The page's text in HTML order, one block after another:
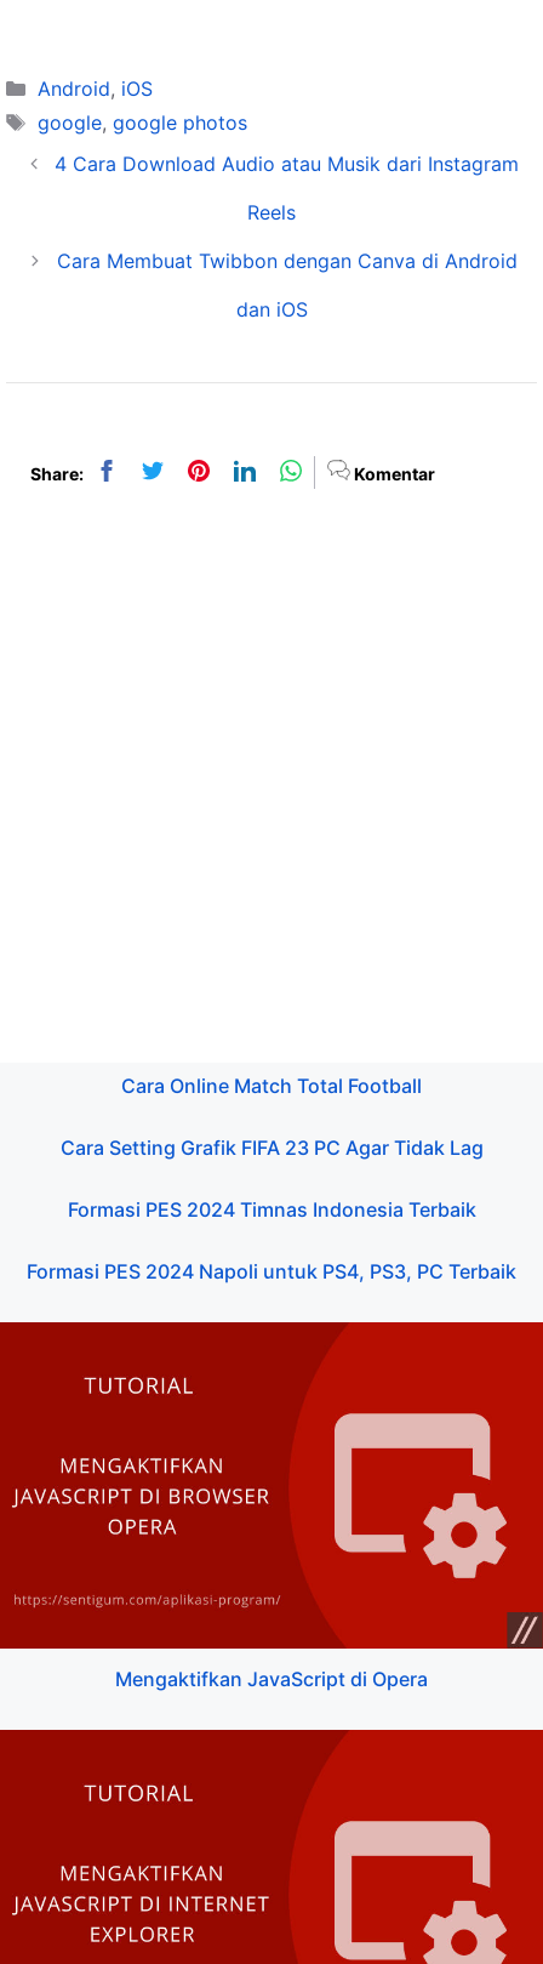
Categories
Android, iOS
Tags
google, google photos
4 Cara Download Audio atau Musik dari Instagram
Reels
Cara Membuat Twibbon dengan Canva di Android
dan iOS
Share: Komentar
Cara Online Match Total Football
Cara Setting Grafik FIFA 23 PC Agar Tidak Lag
Formasi PES 2024 Timnas Indonesia Terbaik
Formasi PES 2024 Napoli untuk PS4, PS3, PC Terbaik
Mengaktifkan JavaScript di Opera